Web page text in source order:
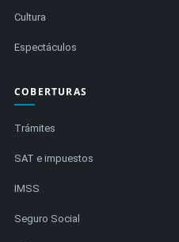
Cultura
Espectáculos
COBERTURAS
Trámites
SAT e impuestos
IMSS
Seguro Social